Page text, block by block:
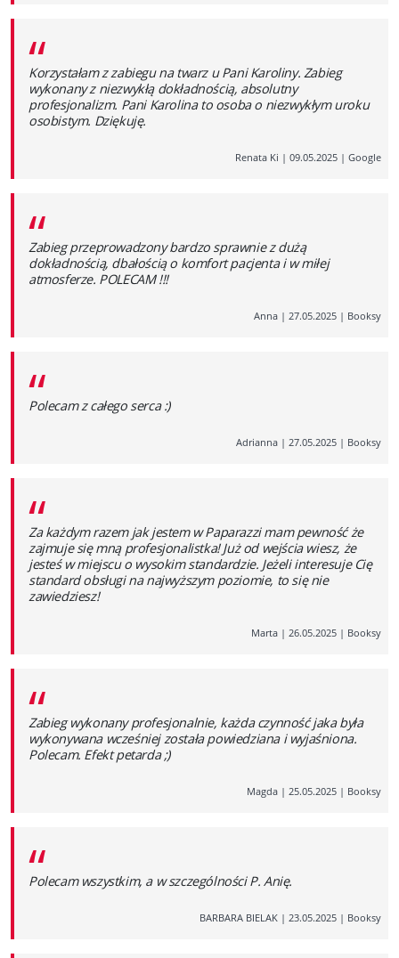
“
Korzystałam z zabiegu na twarz u Pani Karoliny. Zabieg
wykonany z niezwykłą dokładnością, absolutny
profesjonalizm. Pani Karolina to osoba o niezwykłym uroku
osobistym. Dziękuję.
Renata Ki | 09.05.2025 | Google
“
Zabieg przeprowadzony bardzo sprawnie z dużą
dokładnością, dbałością o komfort pacjenta i w miłej
atmosferze. POLECAM !!!
Anna | 27.05.2025 | Booksy
“
Polecam z całego serca :)
Adrianna | 27.05.2025 | Booksy
“
Za każdym razem jak jestem w Paparazzi mam pewność że
zajmuje się mną profesjonalistka! Już od wejścia wiesz, że
jesteś w miejscu o wysokim standardzie. Jeżeli interesuje Cię
standard obsługi na najwyższym poziomie, to się nie
zawiedziesz!
Marta | 26.05.2025 | Booksy
“
Zabieg wykonany profesjonalnie, każda czynność jaka była
wykonywana wcześniej została powiedziana i wyjaśniona.
Polecam. Efekt petarda ;)
Magda | 25.05.2025 | Booksy
“
Polecam wszystkim, a w szczególności P. Anię.
BARBARA BIELAK | 23.05.2025 | Booksy